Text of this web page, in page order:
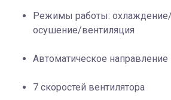
Режимы работы:
осушение/вентиляция
Автоматическое направление
7 скоростей вентилятора